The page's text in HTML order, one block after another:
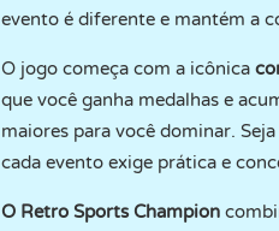
evento é diferente e mantém a
O jogo começa com a icônica
que você ganha medalhas e
maiores para você dominar.
cada evento exige prática e
O Retro Sports Champion